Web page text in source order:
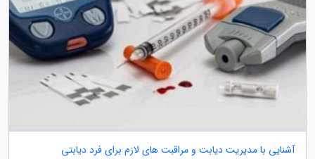
آشنایی با مدیریت دیابت و مراقبت های لازم برای فرد دیابتی